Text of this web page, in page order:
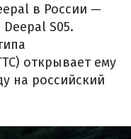
в России —
S05.
открывает ему
на российский